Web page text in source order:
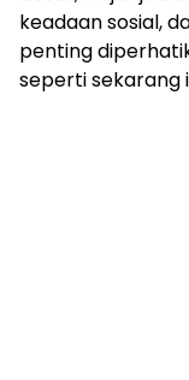
keadaan sosial,
penting
seperti sekarang